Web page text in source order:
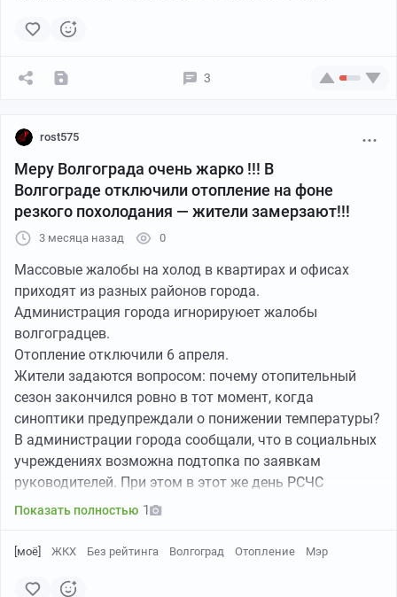
3
rost575
Меру Волгограда очень жарко !!! В
Волгограде отключили отопление на фоне
резкого похолодания — жители замерзают!!!
3 месяца назад 0
Массовые жалобы на холод в квартирах и офисах
приходят из разных районов города.
Администрация города игнорируюет жалобы
волгоградцев.
Отопление отключили 6 апреля.
Жители задаются вопросом: почему отопительный
сезон закончился ровно в тот момент, когда
синоптики предупреждали о понижении температуры?
В администрации города сообщали, что в социальных
учреждениях возможна подтопка по заявкам
руководителей. При этом в этот же день РСЧС
разослала экстренное предупреждение о заморозках,
«Говорят, закаливание полезно — ну, видимо, нас
сказать, в лучших традициях экспериментов над
Показать полностью 1
[моё] ЖКХ Без рейтинга Волгоград Отопление Мэр